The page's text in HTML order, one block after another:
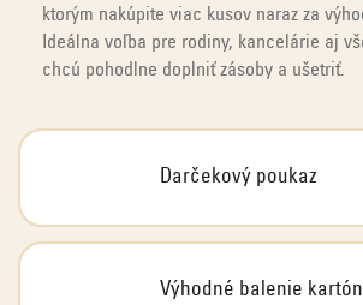
ktorým nakúpite viac kusov naraz za
Ideálna voľba pre rodiny, kancelárie aj
chcú pohodlne doplniť zásoby a ušetriť.
Darčekový poukaz
Výhodné balenie kartón